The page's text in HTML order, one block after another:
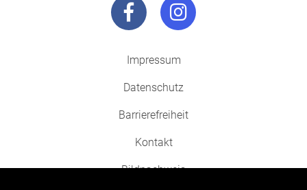
Impressum
Datenschutz
Barrierefreiheit
Kontakt
Bildnachweis